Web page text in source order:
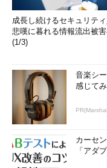
成長し続けるセキュリティ
悲嘆に暮れる情報流出被
(1/3)
音楽シ
感じて
カーセ
「アダ